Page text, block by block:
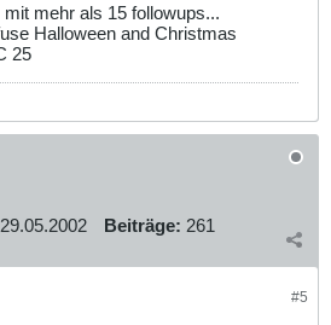
mehr als 15 followups...
Halloween and Christmas
25
29.05.2002 Beiträge: 261
#5